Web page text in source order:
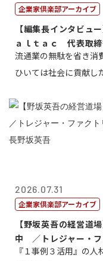
企業家倶楽部アーカイブ
【編集長インタビュ
ａｌｔａｃ 代表取
長三木田國夫
流通業の無駄を省き消
ひいては社会に貢献し
2026.07.31
企業家倶楽部アーカイブ
【野坂英吾の経営道場
中 ／トレジャー・フ
トリー社長野坂...
『１事例３活用』の人